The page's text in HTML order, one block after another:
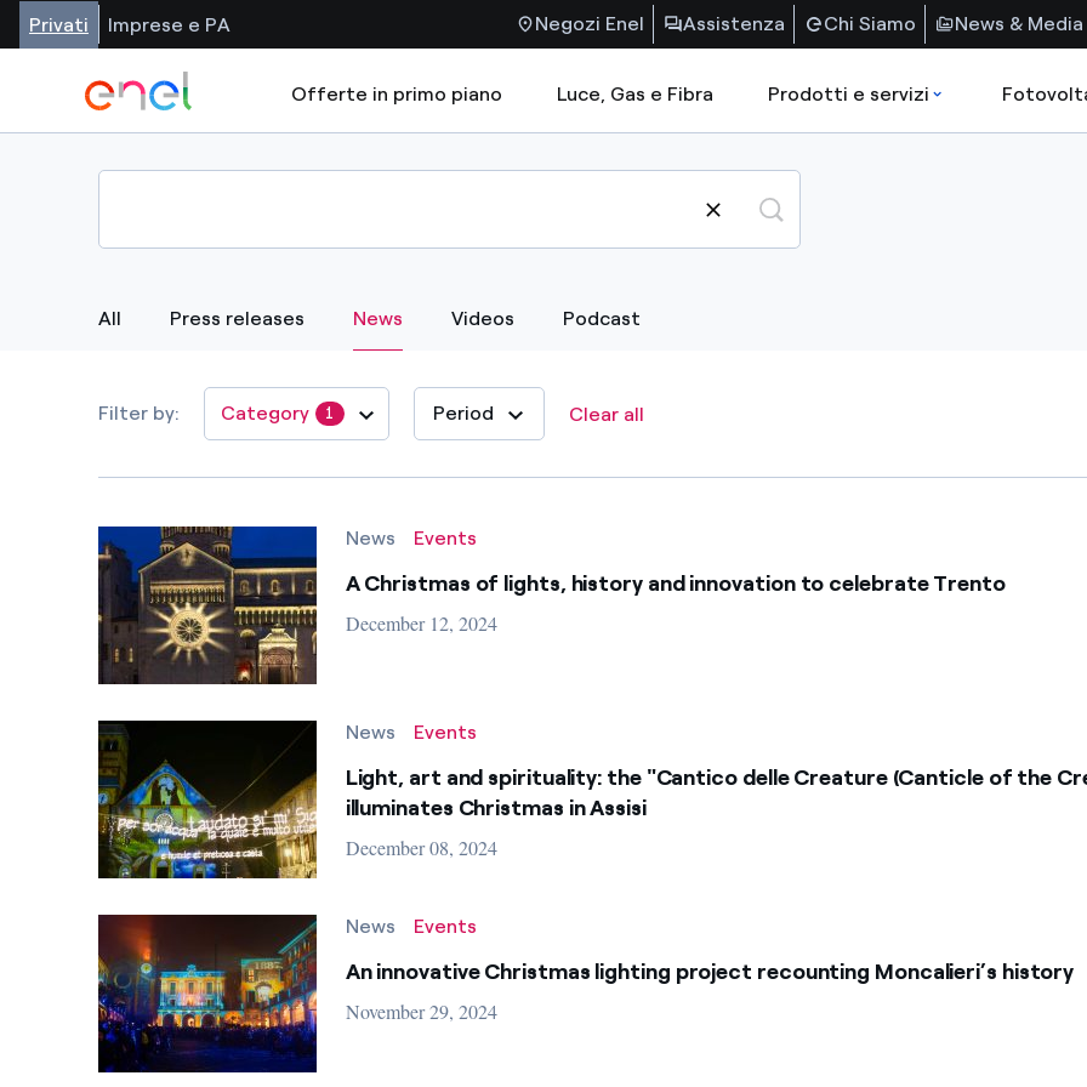
Privati Imprese e PA Negozi Enel Assistenza Chi Siamo News & Media
Offerte in primo piano Luce, Gas e Fibra Prodotti e servizi
All Press releases NewsSelected Item
Videos Podcast
Filter by Category 1
Sustainability
Biodiversity
Social
Renewables
Open Power
Smart Grid
Open Fiber
Smart home
Period
From
Reset Apply
Clear all
News Events
A Christmas of lights, history and innovation to celebrate Trento
December 12, 2024
News Events
Light, art and spirituality: the "Cantico delle Creature (Canticle of the
illuminates Christmas in Assisi
December 08, 2024
News Events
An innovative Christmas lighting project recounting Moncalieri’s history
November 29, 2024